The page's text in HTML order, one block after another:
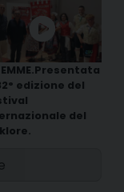
EMME.Presentata
edizione del
del